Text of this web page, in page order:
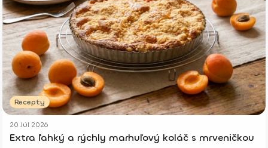
Recepty
20 Júl 2026
Extra ľahký a rýchly marhuľový koláč s mrveničkou